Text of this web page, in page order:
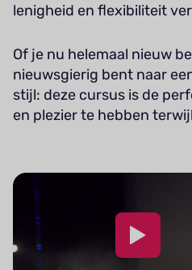
lenigheid en flexibiliteit
Of je nu helemaal nieuw
nieuwsgierig bent naar
stijl: deze cursus is de
en plezier te hebben